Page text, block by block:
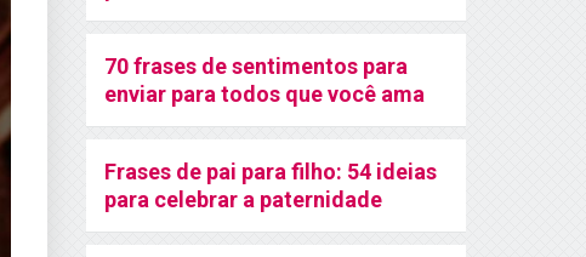
70 frases de sentimentos para
enviar para todos que você ama
Frases de pai para filho: 54 ideias
para celebrar a paternidade